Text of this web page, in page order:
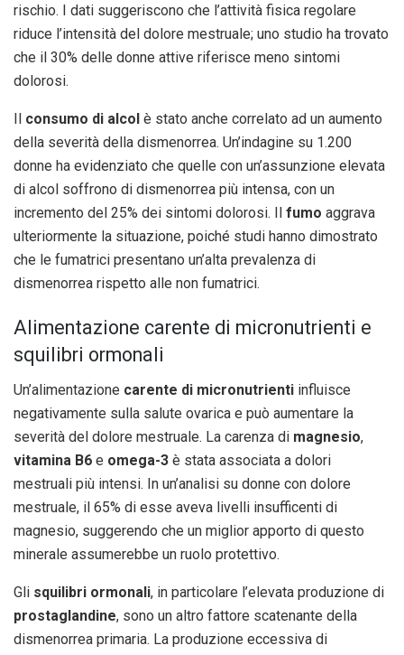
rischio. I dati suggeriscono che l’attività fisica regolare
riduce l’intensità del dolore mestruale; uno studio ha trovato
che il 30% delle donne attive riferisce meno sintomi
dolorosi.
Il consumo di alcol è stato anche correlato ad un aumento
della severità della dismenorrea. Un’indagine su 1.200
donne ha evidenziato che quelle con un’assunzione elevata
di alcol soffrono di dismenorrea più intensa, con un
incremento del 25% dei sintomi dolorosi. Il fumo aggrava
ulteriormente la situazione, poiché studi hanno dimostrato
che le fumatrici presentano un’alta prevalenza di
dismenorrea rispetto alle non fumatrici.
Alimentazione carente di micronutrienti e
squilibri ormonali
Un’alimentazione carente di micronutrienti influisce
negativamente sulla salute ovarica e può aumentare la
severità del dolore mestruale. La carenza di magnesio,
vitamina B6 e omega-3 è stata associata a dolori
mestruali più intensi. In un’analisi su donne con dolore
mestruale, il 65% di esse aveva livelli insufficenti di
magnesio, suggerendo che un miglior apporto di questo
minerale assumerebbe un ruolo protettivo.
Gli squilibri ormonali, in particolare l’elevata produzione di
prostaglandine, sono un altro fattore scatenante della
dismenorrea primaria. La produzione eccessiva di